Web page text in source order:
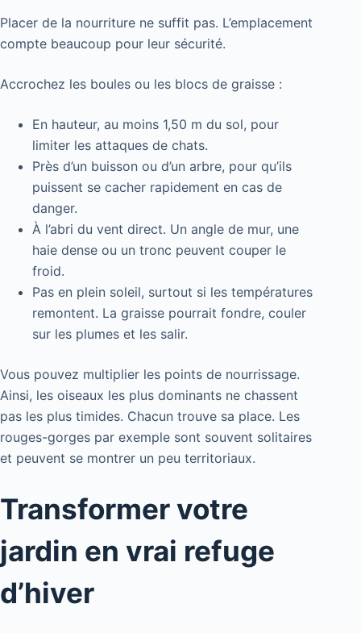
Placer de la nourriture ne suffit pas. L’emplacement
compte beaucoup pour leur sécurité.
Accrochez les boules ou les blocs de graisse :
En hauteur, au moins 1,50 m du sol, pour
limiter les attaques de chats.
Près d’un buisson ou d’un arbre, pour qu’ils
puissent se cacher rapidement en cas de
danger.
À l’abri du vent direct. Un angle de mur, une
haie dense ou un tronc peuvent couper le
froid.
Pas en plein soleil, surtout si les températures
remontent. La graisse pourrait fondre, couler
sur les plumes et les salir.
Vous pouvez multiplier les points de nourrissage.
Ainsi, les oiseaux les plus dominants ne chassent
pas les plus timides. Chacun trouve sa place. Les
rouges-gorges par exemple sont souvent solitaires
et peuvent se montrer un peu territoriaux.
Transformer votre
jardin en vrai refuge
d’hiver